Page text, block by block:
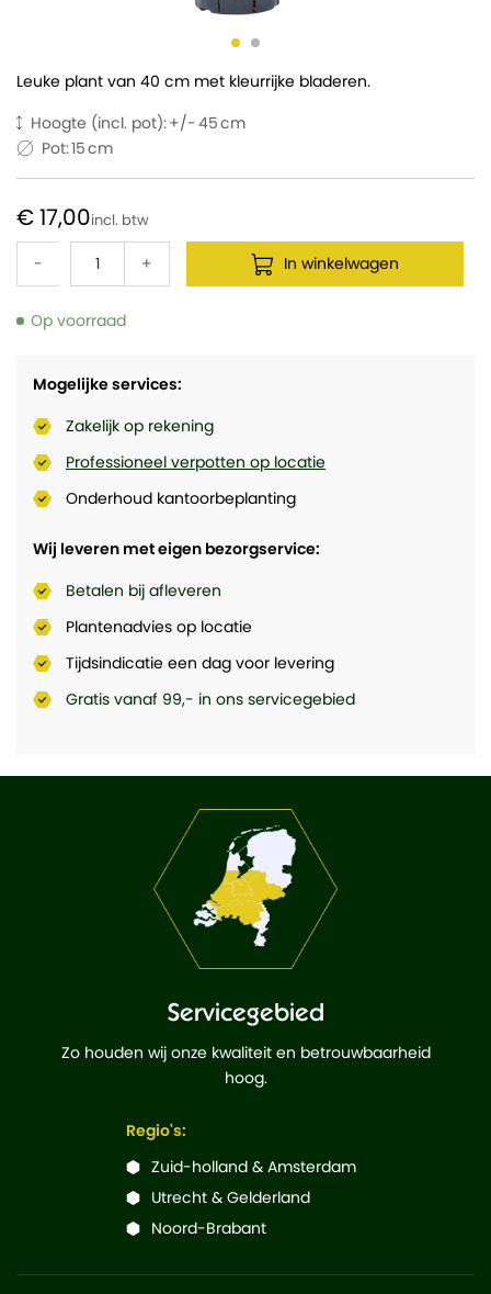
Hoogte (incl. pot):
45
Pot:15
Mogelijke services:
Zakelijk op rekening
Professioneel verpotten op locatie
Onderhoud kantoorbeplanting
Wij leveren met eigen bezorgservice:
Betalen bij afleveren
Plantenadvies op locatie
Tijdsindicatie een dag voor levering
Gratis vanaf 99,- in ons servicegebied
Leuke plant van 40 cm met kleurrijke bladeren.
€ 17,00
- + In winkelwagen
Op voorraad
Servicegebied
Zo houden wij onze kwaliteit en betrouwbaarheid
hoog.
Regio's:
Zuid-holland & Amsterdam
Utrecht & Gelderland
Noord-Brabant